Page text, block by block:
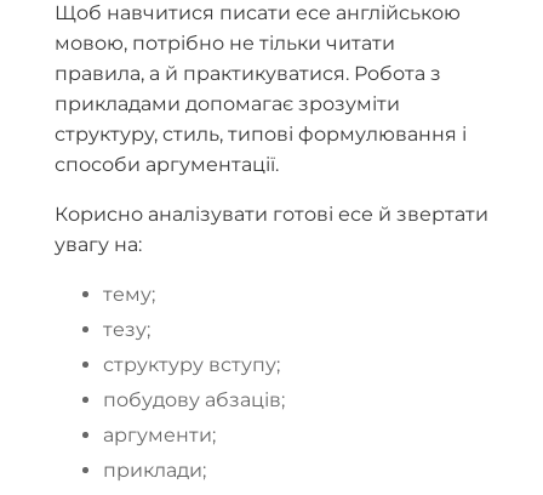
Щоб навчитися писати есе англійською
мовою, потрібно не тільки читати
правила, а й практикуватися. Робота з
прикладами допомагає зрозуміти
структуру, стиль, типові формулювання і
способи аргументації.
Корисно аналізувати готові есе й звертати
увагу на:
тему;
тезу;
структуру вступу;
побудову абзаців;
аргументи;
приклади;